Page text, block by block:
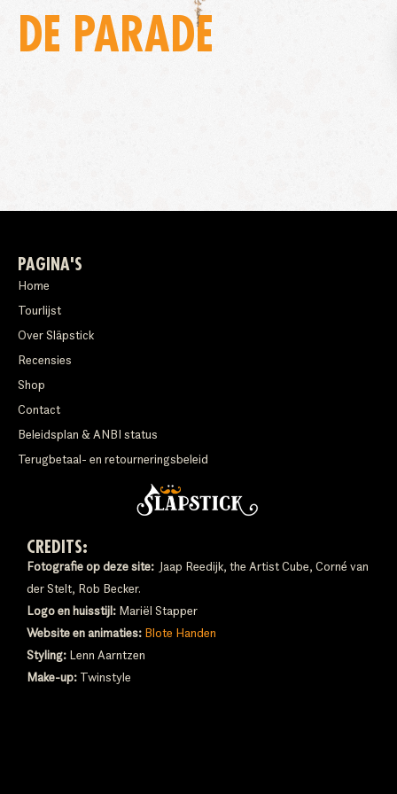
DE PARADE
PAGINA'S
Home
Tourlijst
Over Släpstick
Recensies
Shop
Contact
Beleidsplan & ANBI status
Terugbetaal- en retourneringsbeleid
CREDITS:
Fotografie op deze site: Jaap Reedijk, the Artist Cube, Corné van
der Stelt, Rob Becker.
Logo en huisstijl: Mariël Stapper
Website en animaties: Blote Handen
Styling: Lenn Aarntzen
Make-up: Twinstyle